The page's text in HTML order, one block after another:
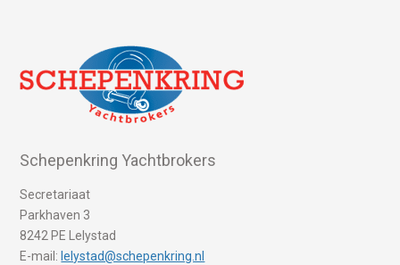
Schepenkring Yachtbrokers
Secretariaat
Parkhaven 3
8242 PE Lelystad
E-mail: lelystad@schepenkring.nl